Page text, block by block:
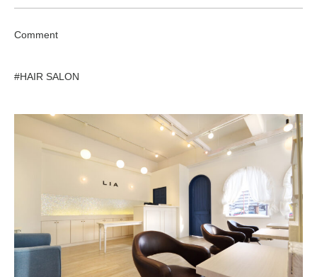
Comment
#HAIR SALON